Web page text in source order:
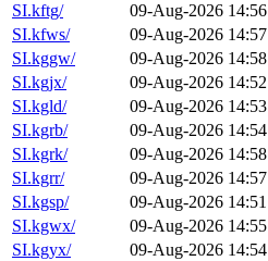
SI.kftg/
09-Aug-2026 14:56
SI.kfws/
09-Aug-2026 14:57
SI.kggw/
09-Aug-2026 14:58
SI.kgjx/
09-Aug-2026 14:52
SI.kgld/
09-Aug-2026 14:53
SI.kgrb/
09-Aug-2026 14:54
SI.kgrk/
09-Aug-2026 14:58
SI.kgrr/
09-Aug-2026 14:57
SI.kgsp/
09-Aug-2026 14:51
SI.kgwx/
09-Aug-2026 14:55
SI.kgyx/
09-Aug-2026 14:54